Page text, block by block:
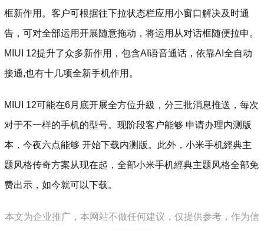
框新作用。客户可根据往下拉状态栏应用小窗口解决及时通
告，可对全部运用开展随意拖动，将运用从对话框随便拉申。
MIUI 12提升了众多新作用，包含AI语音通话，依靠AI全自动
接通,也有十几项全新手机作用。
MIUI 12可能在6月底开展全方位升級，分三批消息推送，每次
对于不一样的手机的型号。现阶段客户能够 申请办理内测版
本，今夜六点能够 开始下载内测版。此外，小米手机經典主
题风格传奇方案从现在起，全部小米手机經典主题风格全部免
费出示，如今就可以下载。
本文为企业推广，本网站不做任何建议，仅提供参考，作为信